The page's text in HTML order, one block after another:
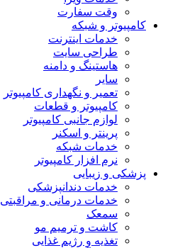
وقت سفارت
کامپیوتر و شبکه
خدمات اینترنت
طراحی سایت
هاستینگ و دامنه
سایر
تعمیر و نگهداری کامپیوتر
کامپیوتر و قطعات
لوازم جانبی کامپیوتر
پرینتر و اسکنر
خدمات شبکه
نرم افزار کامپیوتر
پزشکی و زیبایی
خدمات دندانپزشکی
خدمات درمانی و مراقبتی
سمعک
کاشت و ترمیم مو
تغذیه و رژیم غذایی